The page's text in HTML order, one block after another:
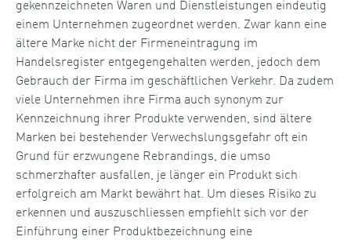
gekennzeichneten Waren und Dienstleistungen eindeutig
einem Unternehmen zugeordnet werden. Zwar kann eine
ältere Marke nicht der Firmeneintragung im
Handelsregister entgegengehalten werden, jedoch dem
Gebrauch der Firma im geschäftlichen Verkehr. Da zudem
viele Unternehmen ihre Firma auch synonym zur
Kennzeichnung ihrer Produkte verwenden, sind ältere
Marken bei bestehender Verwechslungsgefahr oft ein
Grund für erzwungene Rebrandings, die umso
schmerzhafter ausfallen, je länger ein Produkt sich
erfolgreich am Markt bewährt hat. Um dieses Risiko zu
erkennen und auszuschliessen empfiehlt sich vor der
Einführung einer Produktbezeichnung eine